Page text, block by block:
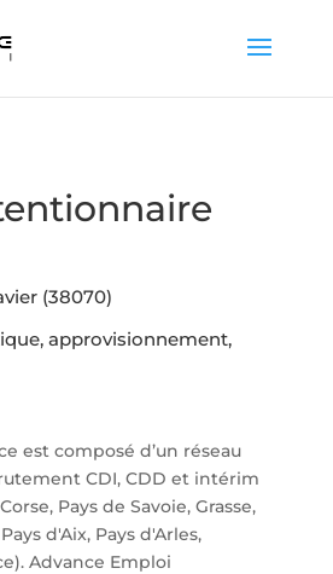
(38070)
approvisionnement,
est composé d’un réseau
CDI, CDD et intérim
Pays de Savoie, Grasse,
d'Aix, Pays d'Arles,
Advance Emploi